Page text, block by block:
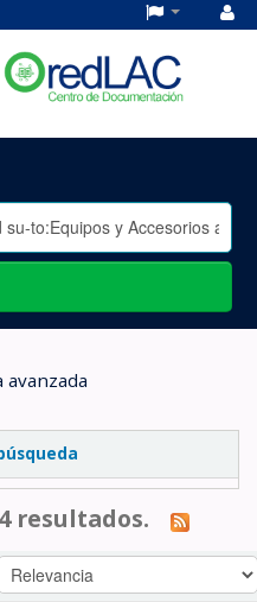
avanzada
resultados.